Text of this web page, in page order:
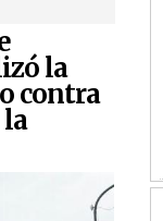
la
contra